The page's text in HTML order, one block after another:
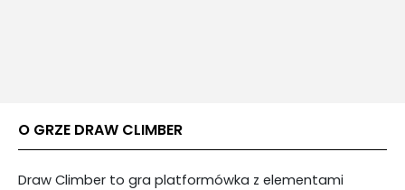
O GRZE DRAW CLIMBER
Draw Climber to gra platformówka z elementami